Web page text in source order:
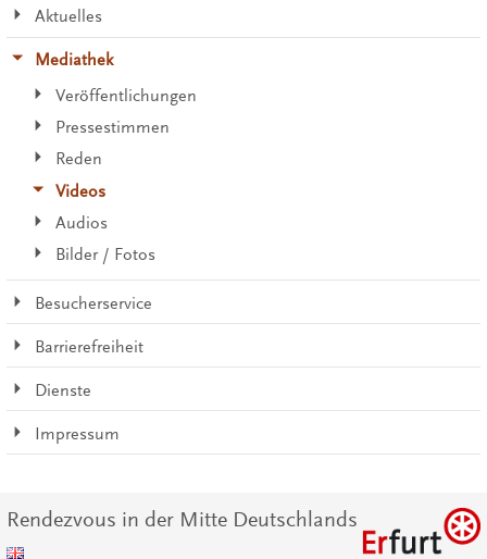
Aktuelles
Mediathek
Veröffentlichungen
Pressestimmen
Reden
Videos
Audios
Bilder / Fotos
Besucherservice
Barrierefreiheit
Dienste
Impressum
Rendezvous in der Mitte Deutschlands